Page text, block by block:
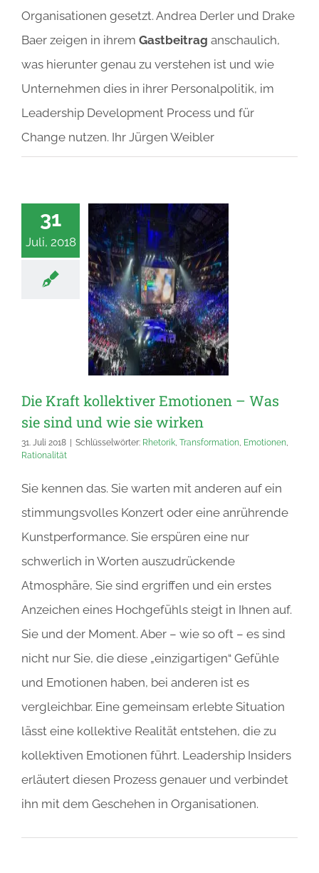
Organisationen gesetzt. Andrea Derler und Drake
Baer zeigen in ihrem Gastbeitrag anschaulich,
was hierunter genau zu verstehen ist und wie
Unternehmen dies in ihrer Personalpolitik, im
Leadership Development Process und für
Change nutzen. Ihr Jürgen Weibler
31
Juli, 2018
Die Kraft kollektiver Emotionen – Was
sie sind und wie sie wirken
31. Juli 2018 Schlüsselwörter: Rhetorik, Transformation, Emotionen,
Rationalität
Sie kennen das. Sie warten mit anderen auf ein
stimmungsvolles Konzert oder eine anrührende
Kunstperformance. Sie erspüren eine nur
schwerlich in Worten auszudrückende
Atmosphäre, Sie sind ergriffen und ein erstes
Anzeichen eines Hochgefühls steigt in Ihnen auf.
Sie und der Moment. Aber – wie so oft – es sind
nicht nur Sie, die diese „einzigartigen“ Gefühle
und Emotionen haben, bei anderen ist es
vergleichbar. Eine gemeinsam erlebte Situation
lässt eine kollektive Realität entstehen, die zu
kollektiven Emotionen führt. Leadership Insiders
erläutert diesen Prozess genauer und verbindet
ihn mit dem Geschehen in Organisationen.